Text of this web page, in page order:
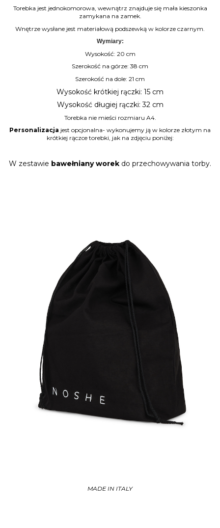
Torebka jest jednokomorowa, wewnątrz znajduje się mała kieszonka
zamykana na zamek.
Wnętrze wysłane jest materiałową podszewką w kolorze czarnym.
Wymiary:
Wysokość: 20 cm
Szerokość na górze: 38 cm
Szerokość na dole: 21 cm
Wysokość krótkiej rączki: 15 cm
Wysokość długiej rączki: 32 cm
Torebka nie mieści rozmiaru A4.
Personalizacja jest opcjonalna- wykonujemy ją w kolorze złotym na
krótkiej rączce torebki, jak na zdjęciu poniżej:
W zestawie bawełniany worek do przechowywania torby.
MADE IN ITALY